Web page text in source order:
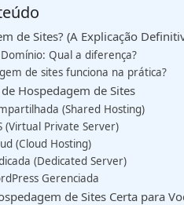
de Sites? (A Explicação
Qual a diferença?
de sites funciona na prática?
Hospedagem de Sites
(Shared Hosting)
(Virtual Private Server)
(Cloud Hosting)
(Dedicated Server)
Gerenciada
de Sites Certa para